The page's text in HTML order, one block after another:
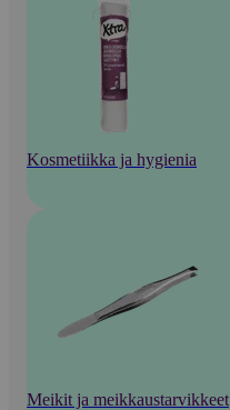
Kosmetiikka ja hygienia
Meikit ja meikkaustarvikkeet